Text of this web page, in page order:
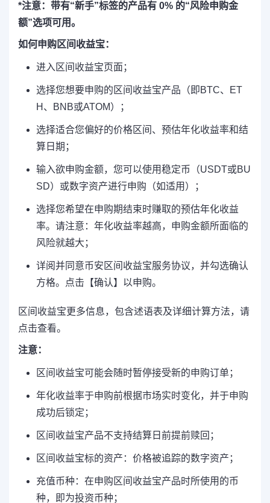
*注意：带有“新手”标签的产品有 0% 的“风险申购金
额”选项可用。
如何申购区间收益宝：
进入区间收益宝页面；
选择您想要申购的区间收益宝产品（即BTC、ET
H、BNB或ATOM）；
选择适合您偏好的价格区间、预估年化收益率和结
算日期；
输入欲申购金额，您可以使用稳定币（USDT或BU
SD）或数字资产进行申购（如适用）；
选择您希望在申购期结束时赚取的预估年化收益
率。请注意：年化收益率越高，申购金额所面临的
风险就越大；
详阅并同意币安区间收益宝服务协议，并勾选确认
方格。点击【确认】以申购。
区间收益宝更多信息，包含述语表及详细计算方法，请
点击查看。
注意：
区间收益宝可能会随时暂停接受新的申购订单；
年化收益率于申购前根据市场实时变化，并于申购
成功后锁定；
区间收益宝产品不支持结算日前提前赎回；
区间收益宝标的资产：价格被追踪的数字资产；
充值币种：在申购区间收益宝产品时所使用的币
种，即为投资币种；